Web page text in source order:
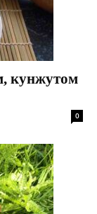
кунжутом
0